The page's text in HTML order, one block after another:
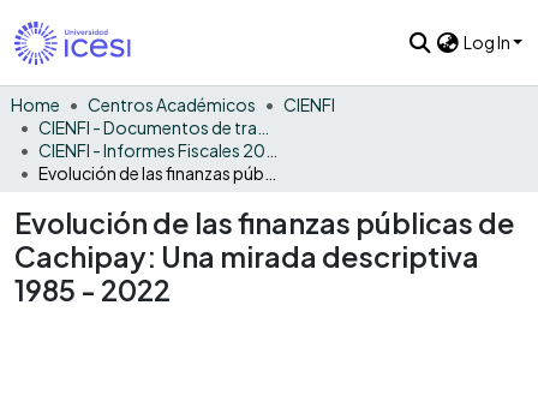
Log In
Home Centros Académicos
CIENFI
Evolución de las finanzas públicas de
Cachipay: Una mirada descriptiva
1985 - 2022